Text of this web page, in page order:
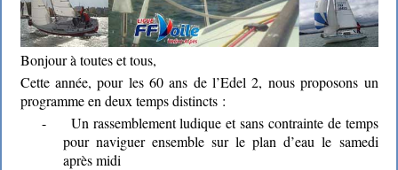
Bonjour à toutes et tous,
Cette année, pour les 60 ans de l’Edel 2, nous proposons un
programme en deux temps distincts :
-
Un rassemblement ludique et sans contrainte de temps
pour naviguer ensemble sur le plan d’eau le samedi
après midi